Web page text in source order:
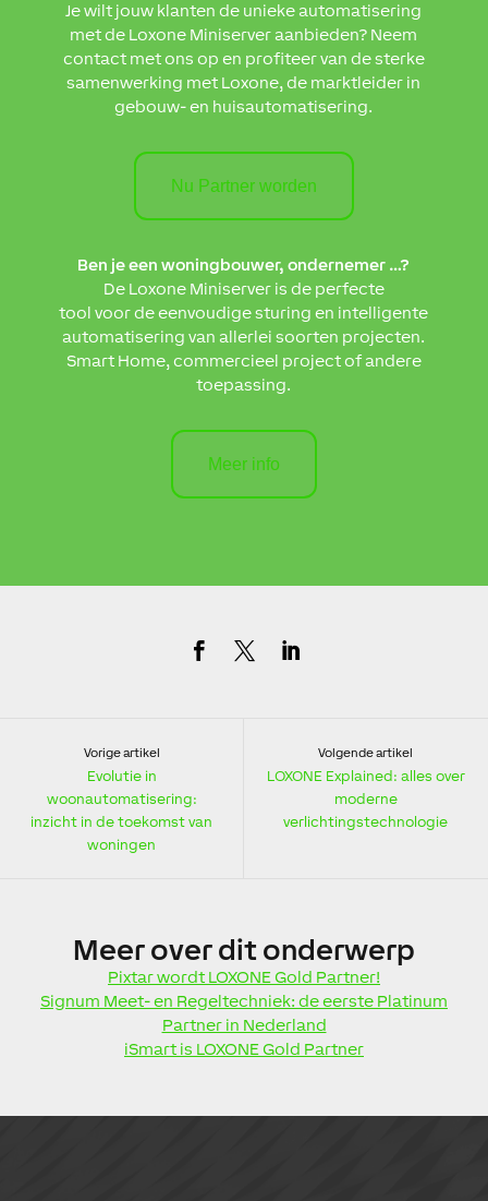
Je wilt jouw klanten de unieke automatisering
met de Loxone Miniserver aanbieden? Neem
contact met ons op en profiteer van de sterke
samenwerking met Loxone, de marktleider in
gebouw- en huisautomatisering.
Nu Partner worden
Ben je een woningbouwer, ondernemer …?
De Loxone Miniserver is de perfecte
tool voor de eenvoudige sturing en intelligente
automatisering van allerlei soorten projecten.
Smart Home, commercieel project of andere
toepassing.
Meer info
Vorige artikel
Evolutie in
woonautomatisering:
inzicht in de toekomst van
woningen
Volgende artikel
LOXONE Explained: alles over
moderne
verlichtingstechnologie
Meerover dit onderwerp
Pixtar wordt LOXONE Gold Partner!
Signum Meet- en Regeltechniek: de eerste Platinum
Partner in Nederland
iSmart is LOXONE Gold Partner